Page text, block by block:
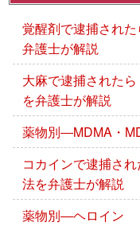
覚醒剤で逮捕され
弁護士が解説
大麻で逮捕された
を弁護士が解説
薬物別―MDMA・
コカインで逮捕さ
法を弁護士が解説
薬物別―ヘロイン